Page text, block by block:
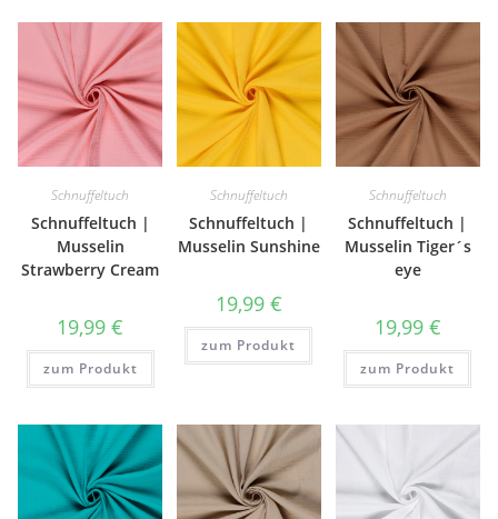
Schnuffeltuch
Schnuffeltuch |
Musselin
Strawberry Cream
19,99€
zum Produkt
Schnuffeltuch
Schnuffeltuch |
Musselin Sunshine
19,99 €
zum Produkt
Schnuffeltuch
Schnuffeltuch |
Musselin Tiger´s
eye
19,99 €
zum Produkt